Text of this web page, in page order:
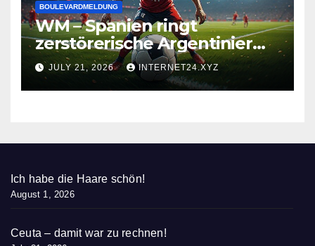
BOULEVARDMELDUNG
WM – Spanien ringt
zerstörerische Argentinier
nieder
JULY 21, 2026 INTERNET24.XYZ
Ich habe die Haare schön!
August 1, 2026
Ceuta – damit war zu rechnen!